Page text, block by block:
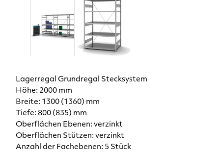
Lagerregal Grundregal Stecksystem
Höhe: 2000 mm
Breite: 1300 (1360) mm
Tiefe: 800 (835) mm
Oberflächen Ebenen: verzinkt
Oberflächen Stützen: verzinkt
Anzahl der Fachebenen: 5 Stück